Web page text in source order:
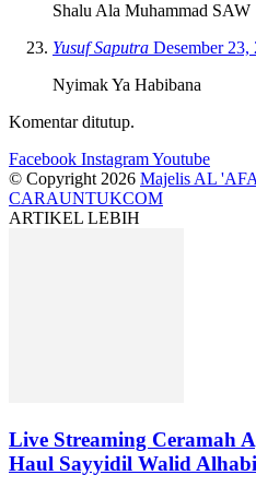
Shalu Ala Muhammad SAW
Yusuf Saputra Desember 23,
Nyimak Ya Habibana
Komentar ditutup.
Facebook InstagramYoutube
© Copyright 2026 Majelis AL
CARAUNTUKCOM
ARTIKEL LEBIH
Live Streaming Ceramah
Haul Sayyidil Walid